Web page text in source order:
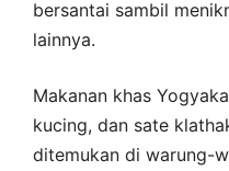
bersantai sambil
lainnya.
Makanan khas
kucing, dan sate
ditemukan di warung-